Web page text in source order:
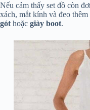
Nếu cảm thấy set đồ còn
xách, mắt kính và đeo
gót hoặc giày boot.